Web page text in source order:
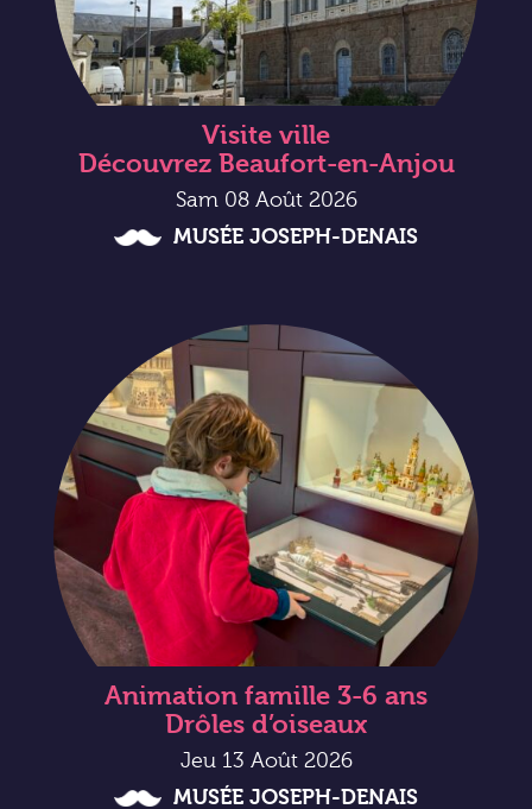
Visite ville
Découvrez Beaufort-en-Anjou
Sam 08 Août 2026
MUSÉE JOSEPH-DENAIS
Animation famille 3-6 ans
Drôles d’oiseaux
Jeu 13 Août 2026
MUSÉE JOSEPH-DENAIS